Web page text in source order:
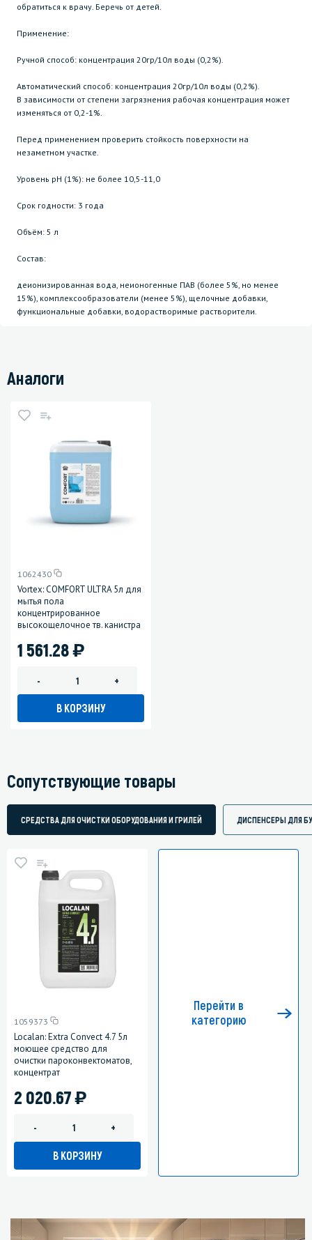
обратиться к врачу. Беречь от детей.
Применение:
Ручной способ: концентрация 20гр/10л воды (0,2%).
Автоматический способ: концентрация 20гр/10л воды (0,2%).
В зависимости от степени загрязнения рабочая концентрация может
изменяться от 0,2-1%.
Перед применением проверить стойкость поверхности на
незаметном участке.
Уровень рН (1%): не более 10,5-11,0
Срок годности: 3 года
Объём: 5 л
Состав:
деионизированная вода, неионогенные ПАВ (более 5%, но менее
15%), комплексообразователи (менее 5%), щелочные добавки,
функциональные добавки, водорастворимые растворители.
Аналоги
1062430
Vortex: COMFORT ULTRA 5л для
мытья пола
концентрированное
высокощелочное тв. канистра
1 561.28)
- +
В КОРЗИНУ
Сопутствующие товары
СРЕДСТВА ДЛЯ ОЧИСТКИ ОБОРУДОВАНИЯ И ГРИЛЕЙ ДИСПЕНСЕРЫ ДЛЯ
1059373
Localan: Extra Convect 4.7 5л
моющее средство для
очистки пароконвектоматов,
концентрат
2 020.67)
- +
В КОРЗИНУ
Перейти в
категорию